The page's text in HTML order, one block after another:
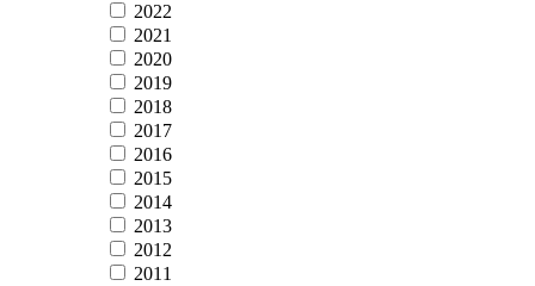
2022
2021
2020
2019
2018
2017
2016
2015
2014
2013
2012
2011